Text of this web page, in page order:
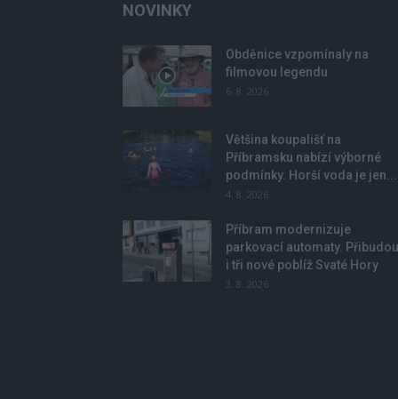
NOVINKY
Obděnice vzpomínaly na
filmovou legendu
6. 8. 2026
Většina koupališť na
Příbramsku nabízí výborné
podmínky. Horší voda je jen...
4. 8. 2026
Příbram modernizuje
parkovací automaty. Přibudou
i tři nové poblíž Svaté Hory
3. 8. 2026